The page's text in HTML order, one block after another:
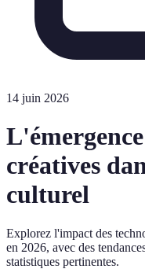
14 juin 2026
créatives
culturel
Explorez l'impact des
en 2026, avec des
statistiques pertinentes.